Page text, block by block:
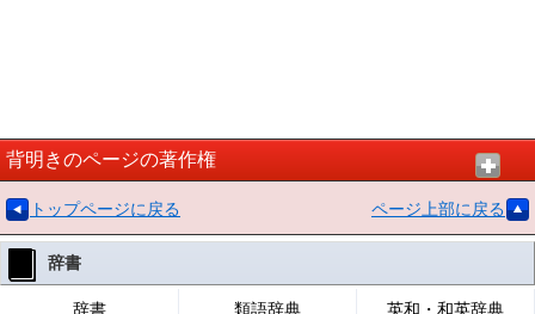
背明きのページの著作権
トップページに戻る ページ上部に戻る
辞書
辞書 類語辞典 英和・和英辞典